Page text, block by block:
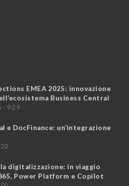
EMEA 2025: innovazione
Business Central
- 9:29
e DocFinance: un’integrazione
digitalizzazione: in viaggio
Power Platform e Copilot